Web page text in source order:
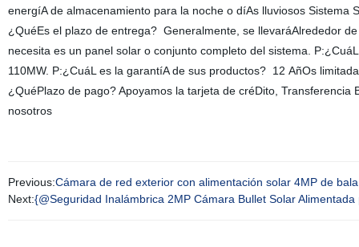
energíA de almacenamiento para la noche o díAs lluviosos
¿QuéEs el plazo de entrega? Generalmente, se llevaráAlrededor
necesita es un panel solar o conjunto completo del sistema.
110MW. P:¿CuáL es la garantíA de sus productos? 12 AñOs
¿QuéPlazo de pago? Apoyamos la tarjeta de créDito,
nosotros
Previous:Cámara de red exterior con alimentación solar 4MP de
Next:{@Seguridad Inalámbrica 2MP Cámara Bullet Solar